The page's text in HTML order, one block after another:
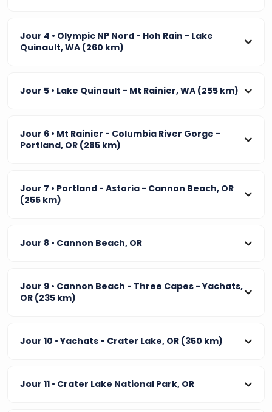
Jour 4 • Olympic NP Nord - Hoh Rain - Lake
Quinault, WA (260 km)
Jour 5 • Lake Quinault - Mt Rainier, WA (255 km)
Jour 6 • Mt Rainier - Columbia River Gorge -
Portland, OR (285 km)
Jour 7 • Portland - Astoria - Cannon Beach, OR
(255 km)
Jour 8 • Cannon Beach, OR
Jour 9 • Cannon Beach - Three Capes - Yachats,
OR (235 km)
Jour 10 • Yachats - Crater Lake, OR (350 km)
Jour 11 • Crater Lake National Park, OR